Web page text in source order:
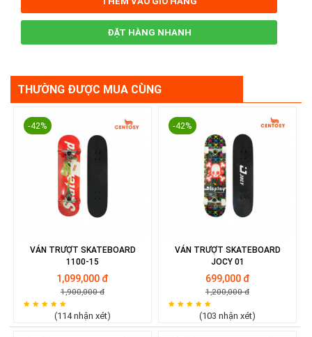
ĐẶT HÀNG NHANH
THƯỜNG ĐƯỢC MUA CÙNG
-42%
VÁN TRƯỢT SKATEBOARD
1100-15
1,099,000 đ
1,900,000 đ
(114 nhận xét)
-42%
VÁN TRƯỢT SKATEBOARD
JOCY 01
699,000 đ
1,200,000 đ
(103 nhận xét)